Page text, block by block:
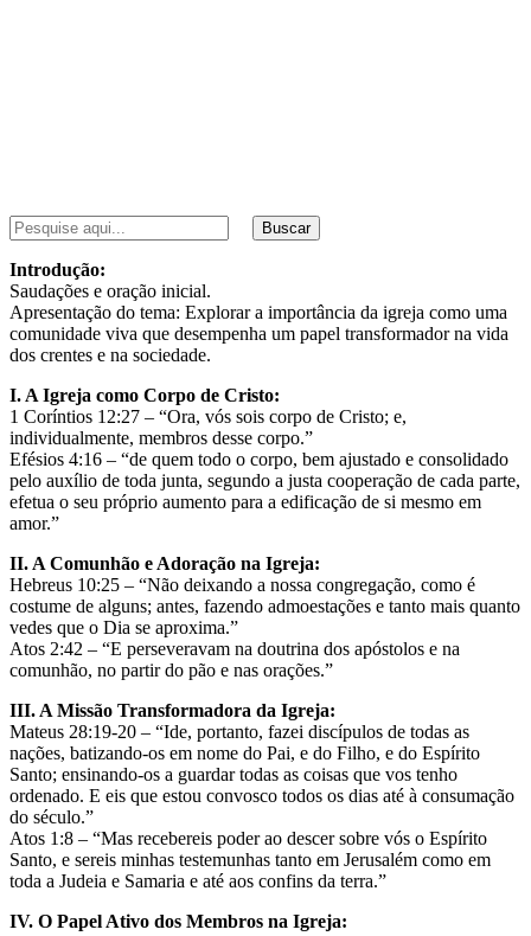
Buscar
Introdução:
Saudações e oração inicial.
Apresentação do tema: Explorar a importância da igreja como uma
comunidade viva que desempenha um papel transformador na vida
dos crentes e na sociedade.
I. A Igreja como Corpo de Cristo:
1 Coríntios 12:27 – “Ora, vós sois corpo de Cristo; e,
individualmente, membros desse corpo.”
Efésios 4:16 – “de quem todo o corpo, bem ajustado e consolidado
pelo auxílio de toda junta, segundo a justa cooperação de cada parte,
efetua o seu próprio aumento para a edificação de si mesmo em
amor.”
II. A Comunhão e Adoração na Igreja:
Hebreus 10:25 – “Não deixando a nossa congregação, como é
costume de alguns; antes, fazendo admoestações e tanto mais quanto
vedes que o Dia se aproxima.”
Atos 2:42 – “E perseveravam na doutrina dos apóstolos e na
comunhão, no partir do pão e nas orações.”
III. A Missão Transformadora da Igreja:
Mateus 28:19-20 – “Ide, portanto, fazei discípulos de todas as
nações, batizando-os em nome do Pai, e do Filho, e do Espírito
Santo; ensinando-os a guardar todas as coisas que vos tenho
ordenado. E eis que estou convosco todos os dias até à consumação
do século.”
Atos 1:8 – “Mas recebereis poder ao descer sobre vós o Espírito
Santo, e sereis minhas testemunhas tanto em Jerusalém como em
toda a Judeia e Samaria e até aos confins da terra.”
IV. O Papel Ativo dos Membros na Igreja: